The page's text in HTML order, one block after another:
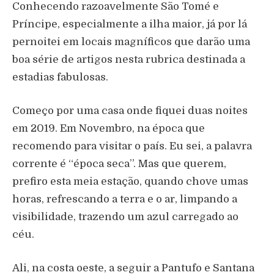
Conhecendo razoavelmente São Tomé e
Príncipe, especialmente a ilha maior, já por lá
pernoitei em locais magníficos que darão uma
boa série de artigos nesta rubrica destinada a
estadias fabulosas.
Começo por uma casa onde fiquei duas noites
em 2019. Em Novembro, na época que
recomendo para visitar o país. Eu sei, a palavra
corrente é “época seca”. Mas que querem,
prefiro esta meia estação, quando chove umas
horas, refrescando a terra e o ar, limpando a
visibilidade, trazendo um azul carregado ao
céu.
Ali, na costa oeste, a seguir a Pantufo e Santana